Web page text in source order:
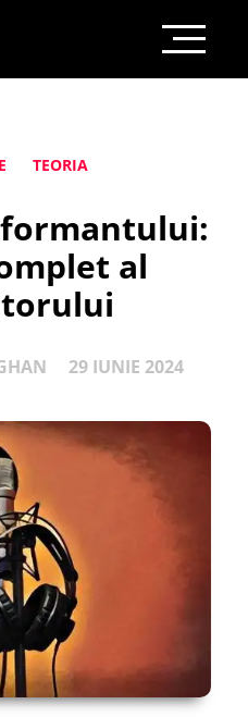
TEORIA
al
29 IUNIE 2024